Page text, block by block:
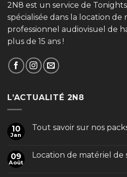
2N8 est un service de
spécialisée dans la location de
professionnel audiovisuel de
plus de 15 ans !
L’ACTUALITÉ 2N8
10
Jan
Tout savoir sur nos
09
Août
Location de matériel de